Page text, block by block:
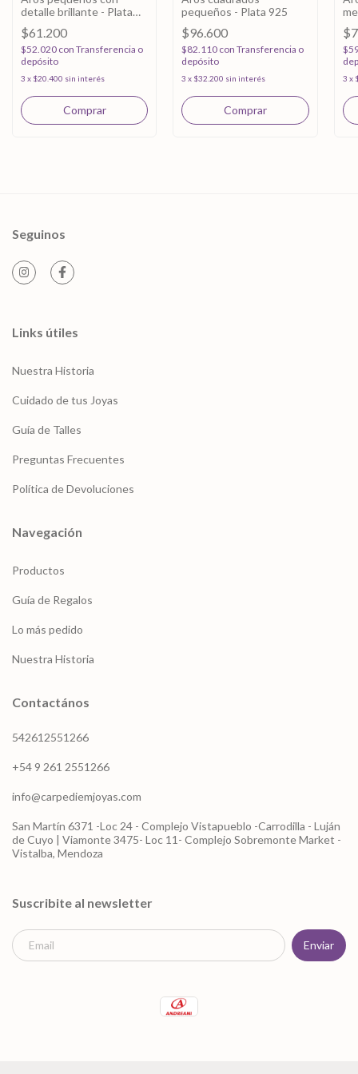
detalle brillante - Plata
925
$61.200
$52.020 con Transferencia o
depósito
3 x $20.400 sin interés
pequeños - Plata 925
$96.600
$82.110 con Transferencia o
depósito
3 x $32.200 sin interés 3 x
Seguinos
Links útiles
Nuestra Historia
Cuidado de tus Joyas
Guía de Talles
Preguntas Frecuentes
Política de Devoluciones
Navegación
Productos
Guía de Regalos
Lo más pedido
Nuestra Historia
Contactános
542612551266
+54 9 261 2551266
info@carpediemjoyas.com
San Martín 6371 -Loc 24 - Complejo Vistapueblo -Carrodilla - Luján
de Cuyo | Viamonte 3475- Loc 11- Complejo Sobremonte Market -
Vistalba, Mendoza
Suscribite al newsletter